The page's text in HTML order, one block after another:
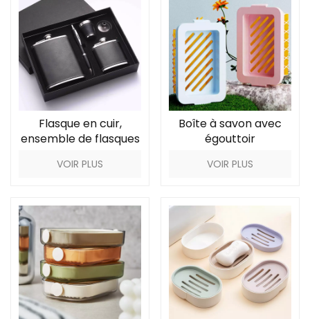
Flasque en cuir,
ensemble de flasques
VOIR PLUS
Boîte à savon avec
égouttoir
VOIR PLUS